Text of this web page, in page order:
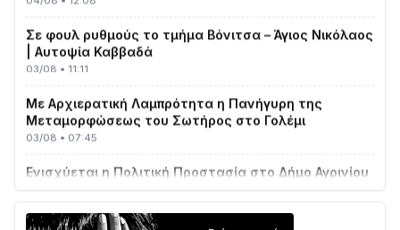
| Αυτοψία Καββαδά
03/08 • 11:11
Μεταμορφώσεως του Σωτήρος στο Γολέμι
03/08 • 07:45
με δύο νέα υδροφόρα οχήματα
Διαβάστε την «Ναυπακτία» που κυκλοφορεί